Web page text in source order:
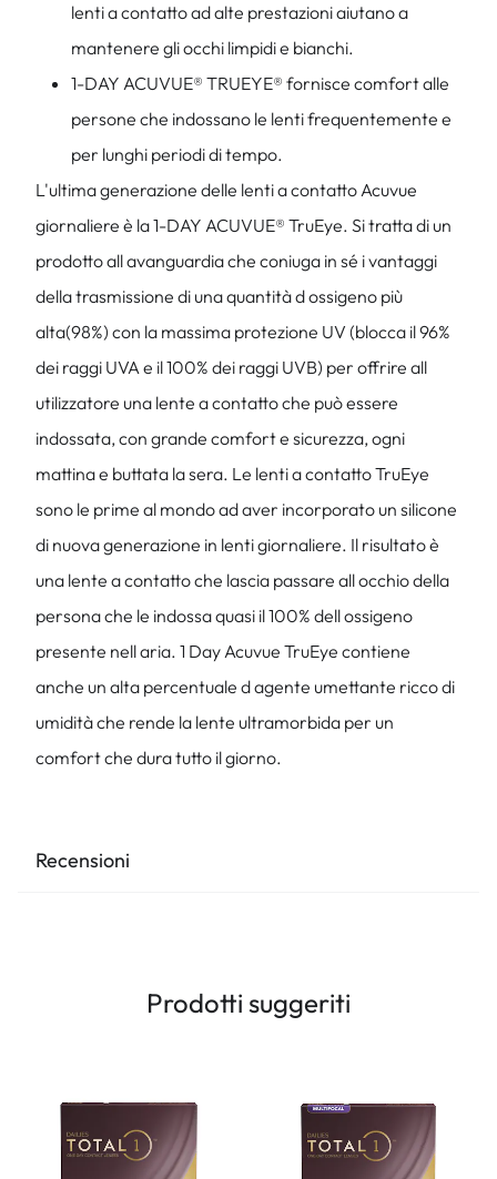
lenti a contatto ad alte prestazioni aiutano a
mantenere gli occhi limpidi e bianchi.
1-DAY ACUVUE® TRUEYE® fornisce comfort alle
persone che indossano le lenti frequentemente e
per lunghi periodi di tempo.
L'ultima generazione delle lenti a contatto Acuvue
giornaliere è la 1-DAY ACUVUE® TruEye. Si tratta di un
prodotto all avanguardia che coniuga in sé i vantaggi
della trasmissione di una quantità d ossigeno più
alta(98%) con la massima protezione UV (blocca il 96%
dei raggi UVA e il 100% dei raggi UVB) per offrire all
utilizzatore una lente a contatto che può essere
indossata, con grande comfort e sicurezza, ogni
mattina e buttata la sera. Le lenti a contatto TruEye
sono le prime al mondo ad aver incorporato un silicone
di nuova generazione in lenti giornaliere. Il risultato è
una lente a contatto che lascia passare all occhio della
persona che le indossa quasi il 100% dell ossigeno
presente nell aria. 1 Day Acuvue TruEye contiene
anche un alta percentuale d agente umettante ricco di
umidità che rende la lente ultramorbida per un
comfort che dura tutto il giorno.
Recensioni
Prodotti suggeriti